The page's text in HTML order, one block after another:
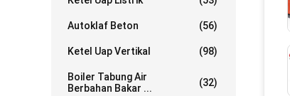
Autoklaf Beton (56)
Ketel Uap Vertikal (98)
Boiler Tabung Air
Berbahan Bakar ...
(32)